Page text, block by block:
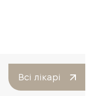
Всі лікарі